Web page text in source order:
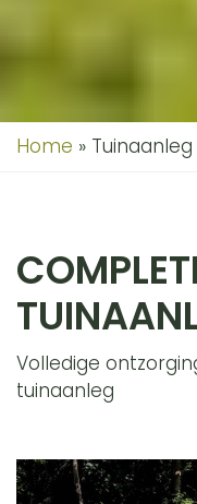
Home »
Volledige
tuinaanleg